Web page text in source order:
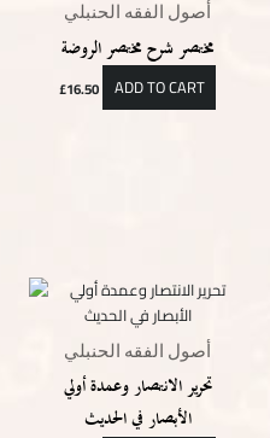
أصول الفقه الحنبلي
مختصر شرح مختصر الروضة
£16.50 ADD TO CART
أصول الفقه الحنبلي
تحرير الانتصار وعمدة أولي
الأبصار في الحديث